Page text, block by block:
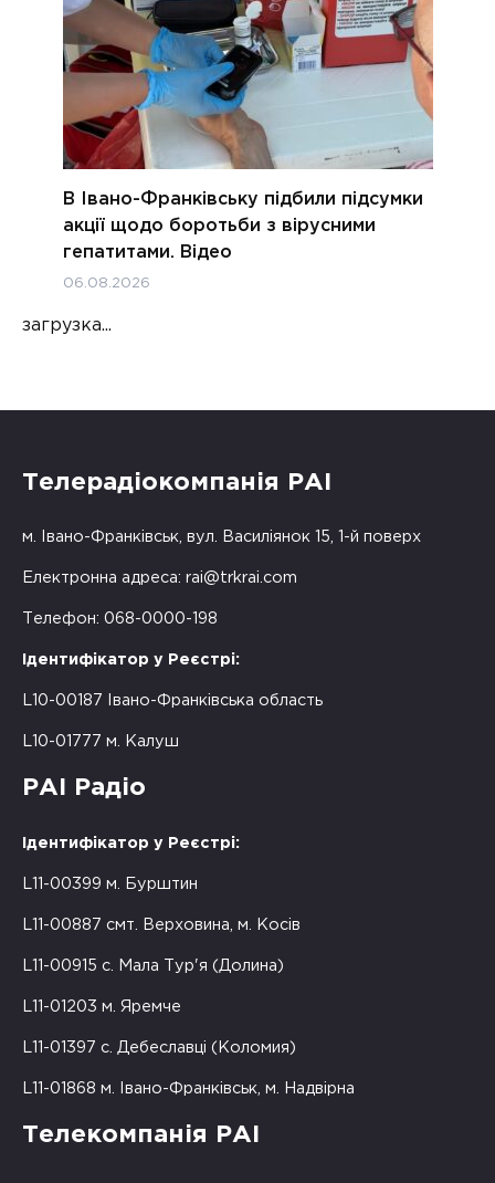
В Івано-Франківську підбили підсумки
акції щодо боротьби з вірусними
гепатитами. Відео
06.08.2026
загрузка...
Телерадіокомпанія РАІ
м. Івано-Франківськ, вул. Василіянок 15, 1-й поверх
Електронна адреса: rai@trkrai.com
Телефон: 068-0000-198
Ідентифікатор у Реєстрі:
L10-00187 Івано-Франківська область
L10-01777 м. Калуш
РАІ Радіо
Ідентифікатор у Реєстрі:
L11-00399 м. Бурштин
L11-00887 смт. Верховина, м. Косів
L11-00915 с. Мала Тур'я (Долина)
L11-01203 м. Яремче
L11-01397 с. Дебеславці (Коломия)
L11-01868 м. Івано-Франківськ, м. Надвірна
Телекомпанія РАІ